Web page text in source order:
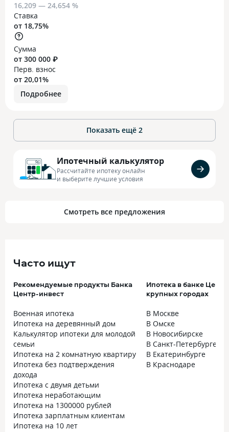
16,209 — 24,654 %
Ставка
от 18,75%
Сумма
от 300 000 ₽
Перв. взнос
от 20,01%
Подробнее
Показать ещё 2
Ипотечный калькулятор
Рассчитайте ипотеку онлайн
и выберите лучшие условия
Смотреть все предложения
Часто ищут
Рекомендуемые продукты Банка
Центр-инвест
Военная ипотека
Ипотека на деревянный дом
Калькулятор ипотеки для молодой
семьи
Ипотека на 2 комнатную квартиру
Ипотека без подтверждения
дохода
Ипотека с двумя детьми
Ипотека неработающим
Ипотека на 1300000 рублей
Ипотека зарплатным клиентам
Ипотека на 10 лет
Ипотека в банке
крупных городах
В Москве
В Омске
В Новосибирске
В Санкт-Петербурге
В Екатеринбурге
В Краснодаре